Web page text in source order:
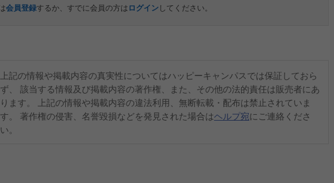
会員登録するか、すでに会員の方は ログイン してください。
上記の情報や掲載内容の真実性についてはハッピーキャンパスでは保証しておら
ず、 該当する情報及び掲載内容の著作権、また、その他の法的責任は販売者にあ
ります。 上記の情報や掲載内容の違法利用、無断転載・配布は禁止されていま
す。 著作権の侵害、名誉毀損などを発見された場合はヘルプ宛にご連絡くださ
い。